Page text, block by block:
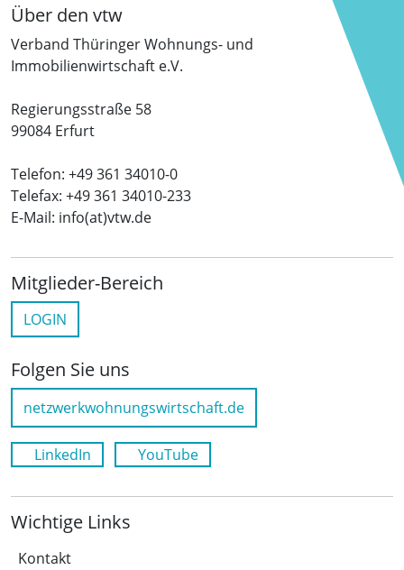
Über den vtw
Verband Thüringer Wohnungs- und
Immobilienwirtschaft e.V.
Regierungsstraße 58
99084 Erfurt
Telefon: +49 361 34010-0
Telefax: +49 361 34010-233
E-Mail: info(at)vtw.de
Mitglieder-Bereich
LOGIN
Folgen Sie uns
netzwerkwohnungswirtschaft.de
LinkedIn YouTube
Wichtige Links
Kontakt